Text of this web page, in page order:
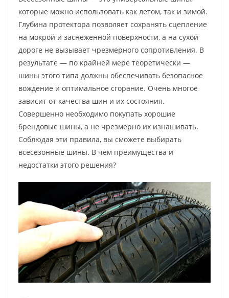
которые можно использовать как летом, так и зимой.
Глубина протектора позволяет сохранять сцепление
на мокрой и заснеженной поверхности, а на сухой
дороге не вызывает чрезмерного сопротивления. В
результате — по крайней мере теоретически —
шины этого типа должны обеспечивать безопасное
вождение и оптимальное сгорание. Очень многое
зависит от качества шин и их состояния.
Совершенно необходимо покупать хорошие
брендовые шины, а не чрезмерно их изнашивать.
Соблюдая эти правила, вы сможете выбирать
всесезонные шины. В чем преимущества и
недостатки этого решения?